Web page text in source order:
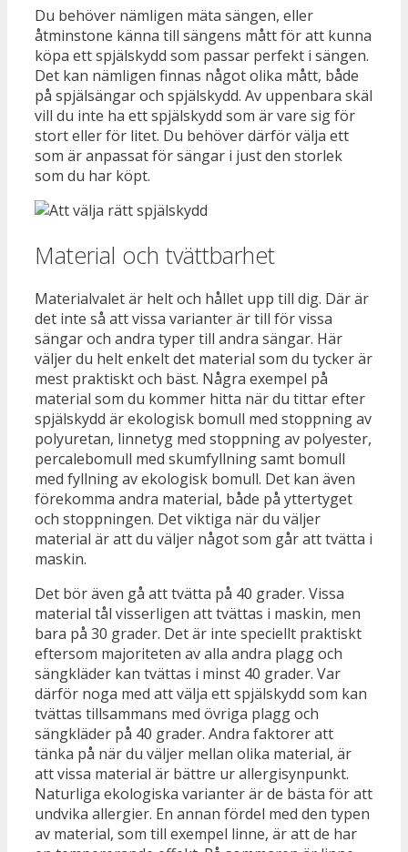
Du behöver nämligen mäta sängen, eller
åtminstone känna till sängens mått för att kunna
köpa ett spjälskydd som passar perfekt i sängen.
Det kan nämligen finnas något olika mått, både
på spjälsängar och spjälskydd. Av uppenbara skäl
vill du inte ha ett spjälskydd som är vare sig för
stort eller för litet. Du behöver därför välja ett
som är anpassat för sängar i just den storlek
som du har köpt.
Material och tvättbarhet
Materialvalet är helt och hållet upp till dig. Där är
det inte så att vissa varianter är till för vissa
sängar och andra typer till andra sängar. Här
väljer du helt enkelt det material som du tycker är
mest praktiskt och bäst. Några exempel på
material som du kommer hitta när du tittar efter
spjälskydd är ekologisk bomull med stoppning av
polyuretan, linnetyg med stoppning av polyester,
percalebomull med skumfyllning samt bomull
med fyllning av ekologisk bomull. Det kan även
förekomma andra material, både på yttertyget
och stoppningen. Det viktiga när du väljer
material är att du väljer något som går att tvätta i
maskin.
Det bör även gå att tvätta på 40 grader. Vissa
material tål visserligen att tvättas i maskin, men
bara på 30 grader. Det är inte speciellt praktiskt
eftersom majoriteten av alla andra plagg och
sängkläder kan tvättas i minst 40 grader. Var
därför noga med att välja ett spjälskydd som kan
tvättas tillsammans med övriga plagg och
sängkläder på 40 grader. Andra faktorer att
tänka på när du väljer mellan olika material, är
att vissa material är bättre ur allergisynpunkt.
Naturliga ekologiska varianter är de bästa för att
undvika allergier. En annan fördel med den typen
av material, som till exempel linne, är att de har